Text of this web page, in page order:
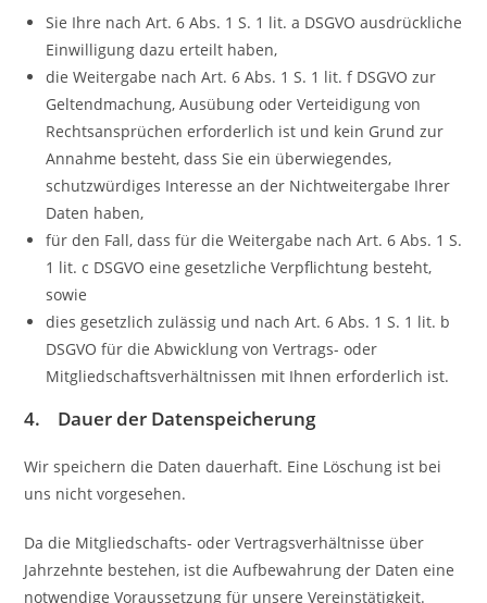
Sie Ihre nach Art. 6 Abs. 1 S. 1 lit. a DSGVO ausdrückliche
Einwilligung dazu erteilt haben,
die Weitergabe nach Art. 6 Abs. 1 S. 1 lit. f DSGVO zur
Geltendmachung, Ausübung oder Verteidigung von
Rechtsansprüchen erforderlich ist und kein Grund zur
Annahme besteht, dass Sie ein überwiegendes,
schutzwürdiges Interesse an der Nichtweitergabe Ihrer
Daten haben,
für den Fall, dass für die Weitergabe nach Art. 6 Abs. 1 S.
1 lit. c DSGVO eine gesetzliche Verpflichtung besteht,
sowie
dies gesetzlich zulässig und nach Art. 6 Abs. 1 S. 1 lit. b
DSGVO für die Abwicklung von Vertrags- oder
Mitgliedschaftsverhältnissen mit Ihnen erforderlich ist.
4. Dauer der Datenspeicherung
Wir speichern die Daten dauerhaft. Eine Löschung ist bei
uns nicht vorgesehen.
Da die Mitgliedschafts- oder Vertragsverhältnisse über
Jahrzehnte bestehen, ist die Aufbewahrung der Daten eine
notwendige Voraussetzung für unsere Vereinstätigkeit.